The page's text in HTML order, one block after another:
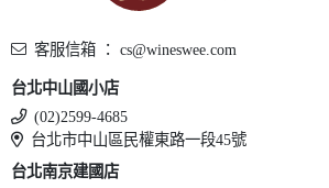
客服信箱 ： cs@wineswee.com
台北中山國小店
(02)2599-4685
台北市中山區民權東路一段45號
台北南京建國店